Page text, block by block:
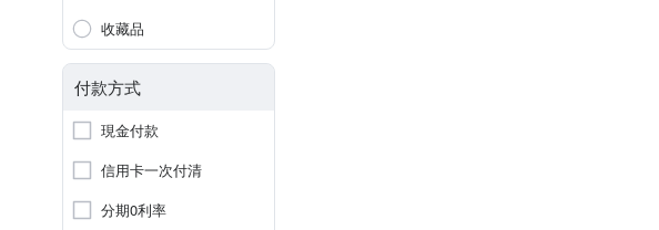
收藏品
付款方式
現金付款
信用卡一次付清
分期0利率